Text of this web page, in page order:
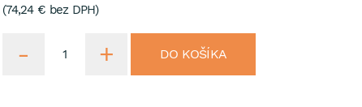
(74,24 € bez DPH)
DO KOŠÍKA